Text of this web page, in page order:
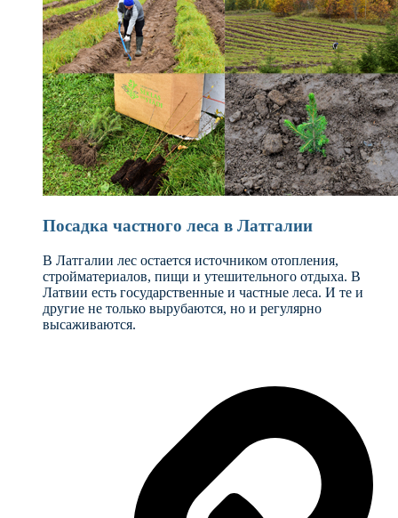
Посадка частного леса в Латгалии
В Латгалии лес остается источником отопления,
стройматериалов, пищи и утешительного отдыха. В
Латвии есть государственные и частные леса. И те и
другие не только вырубаются, но и регулярно
высаживаются.